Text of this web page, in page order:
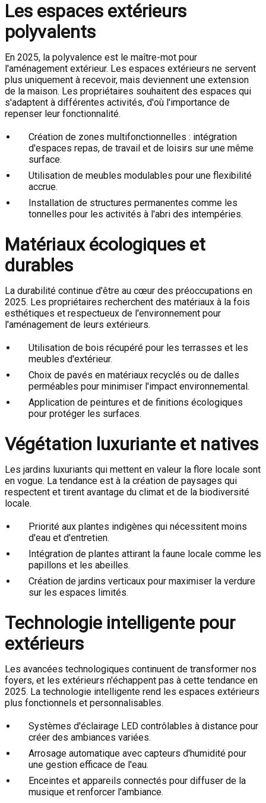
Les espaces extérieurs
polyvalents
En 2025, la polyvalence est le maître-mot pour
l'aménagement extérieur. Les espaces extérieurs ne servent
plus uniquement à recevoir, mais deviennent une extension
de la maison. Les propriétaires souhaitent des espaces qui
s'adaptent à différentes activités, d'où l'importance de
repenser leur fonctionnalité.
Création de zones multifonctionnelles : intégration
d'espaces repas, de travail et de loisirs sur une même
surface.
Utilisation de meubles modulables pour une flexibilité
accrue.
Installation de structures permanentes comme les
tonnelles pour les activités à l'abri des intempéries.
Matériaux écologiques et
durables
La durabilité continue d'être au cœur des préoccupations en
2025. Les propriétaires recherchent des matériaux à la fois
esthétiques et respectueux de l'environnement pour
l'aménagement de leurs extérieurs.
Utilisation de bois récupéré pour les terrasses et les
meubles d'extérieur.
Choix de pavés en matériaux recyclés ou de dalles
perméables pour minimiser l'impact environnemental.
Application de peintures et de finitions écologiques
pour protéger les surfaces.
Végétation luxuriante et natives
Les jardins luxuriants qui mettent en valeur la flore locale sont
en vogue. La tendance est à la création de paysages qui
respectent et tirent avantage du climat et de la biodiversité
locale.
Priorité aux plantes indigènes qui nécessitent moins
d'eau et d'entretien.
Intégration de plantes attirant la faune locale comme les
papillons et les abeilles.
Création de jardins verticaux pour maximiser la verdure
sur les espaces limités.
Technologie intelligente pour
extérieurs
Les avancées technologiques continuent de transformer nos
foyers, et les extérieurs n'échappent pas à cette tendance en
2025. La technologie intelligente rend les espaces extérieurs
plus fonctionnels et personnalisables.
Systèmes d'éclairage LED contrôlables à distance pour
créer des ambiances variées.
Arrosage automatique avec capteurs d'humidité pour
une gestion efficace de l'eau.
Enceintes et appareils connectés pour diffuser de la
musique et renforcer l'ambiance.